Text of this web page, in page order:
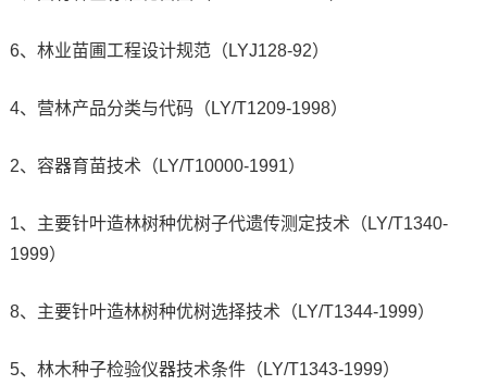
6、林业苗圃工程设计规范（LYJ128-92）
4、营林产品分类与代码（LY/T1209-1998）
2、容器育苗技术（LY/T10000-1991）
1、主要针叶造林树种优树子代遗传测定技术（LY/T1340-
1999）
8、主要针叶造林树种优树选择技术（LY/T1344-1999）
5、林木种子检验仪器技术条件（LY/T1343-1999）